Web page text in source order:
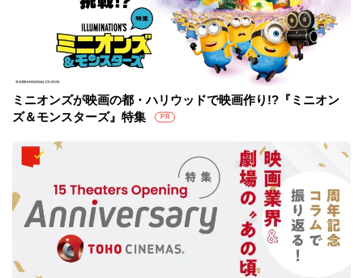
ミニオンズが映画の都・ハリウッドで映画作り!?『ミニオン
ズ＆モンスターズ』特集
PR